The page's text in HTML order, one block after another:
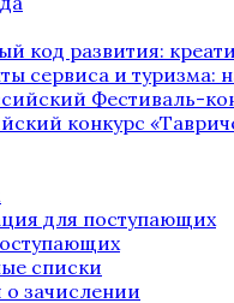
код развития:
сервиса и туризма:
Фестиваль-
конкурс
для поступающих
списки
о зачислении